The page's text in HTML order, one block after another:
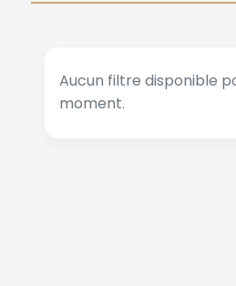
Aucun filtre disponible
moment.